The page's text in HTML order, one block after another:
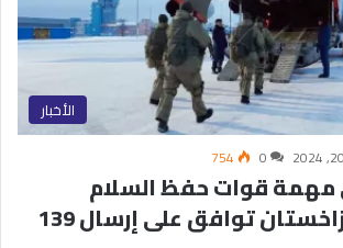
الأخبار
0
754
مهمة قوات حفظ السلام
بالجولان… كازاخستان توافق على إرسال 139